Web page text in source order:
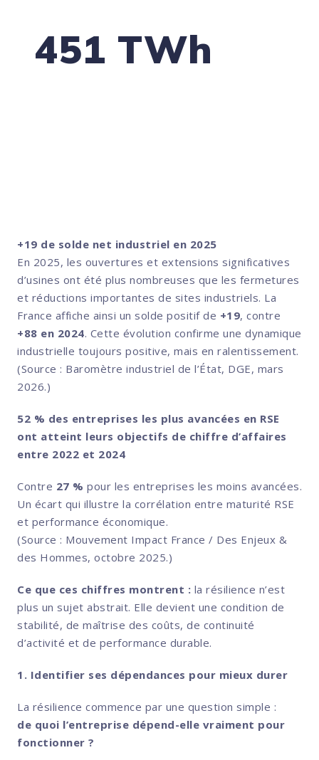
451 TWh
+19 de solde net industriel en 2025
En 2025, les ouvertures et extensions significatives
d’usines ont été plus nombreuses que les fermetures
et réductions importantes de sites industriels. La
France affiche ainsi un solde positif de +19, contre
+88 en 2024. Cette évolution confirme une dynamique
industrielle toujours positive, mais en ralentissement.
(Source : Baromètre industriel de l’État, DGE, mars
2026.)
52 % des entreprises les plus avancées en RSE
ont atteint leurs objectifs de chiffre d’affaires
entre 2022 et 2024
Contre 27 % pour les entreprises les moins avancées.
Un écart qui illustre la corrélation entre maturité RSE
et performance économique.
(Source : Mouvement Impact France / Des Enjeux &
des Hommes, octobre 2025.)
Ce que ces chiffres montrent : la résilience n’est
plus un sujet abstrait. Elle devient une condition de
stabilité, de maîtrise des coûts, de continuité
d’activité et de performance durable.
1. Identifier ses dépendances pour mieux durer
La résilience commence par une question simple :
de quoi l’entreprise dépend-elle vraiment pour
fonctionner ?